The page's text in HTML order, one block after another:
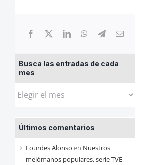
Busca las entradas de cada
mes
Busca
entradas
de
cada
mes
Últimos comentarios
Lourdes Alonso en Nuestros
melómanos populares, serie TVE